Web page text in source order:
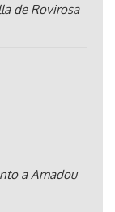
de Rovirosa
a Amadou